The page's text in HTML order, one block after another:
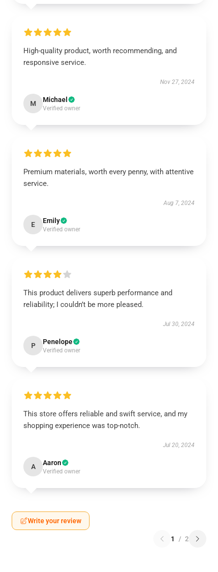
High-quality product, worth recommending, and
responsive service.
Nov 27, 2024
M Michael
Verified owner
Premium materials, worth every penny, with attentive
service.
Aug 7, 2024
E Emily
Verified owner
This product delivers superb performance and
reliability; I couldn’t be more pleased.
Jul 30, 2024
P Penelope
Verified owner
This store offers reliable and swift service, and my
shopping experience was top-notch.
Jul 20, 2024
A Aaron
Verified owner
Write your review
1 / 2